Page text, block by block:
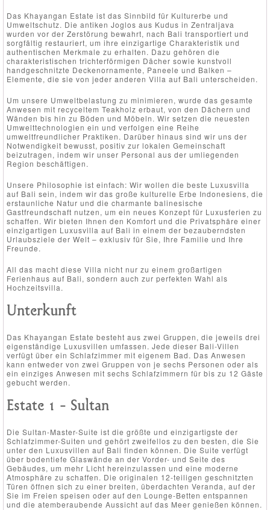
Das Khayangan Estate ist das Sinnbild für Kulturerbe und
Umweltschutz. Die antiken Joglos aus Kudus in Zentraljava
wurden vor der Zerstörung bewahrt, nach Bali transportiert und
sorgfältig restauriert, um ihre einzigartige Charakteristik und
authentischen Merkmale zu erhalten. Dazu gehören die
charakteristischen trichterförmigen Dächer sowie kunstvoll
handgeschnitzte Deckenornamente, Paneele und Balken –
Elemente, die sie von jeder anderen Villa auf Bali unterscheiden.
Um unsere Umweltbelastung zu minimieren, wurde das gesamte
Anwesen mit recyceltem Teakholz erbaut, von den Dächern und
Wänden bis hin zu Böden und Möbeln. Wir setzen die neuesten
Umwelttechnologien ein und verfolgen eine Reihe
umweltfreundlicher Praktiken. Darüber hinaus sind wir uns der
Notwendigkeit bewusst, positiv zur lokalen Gemeinschaft
beizutragen, indem wir unser Personal aus der umliegenden
Region beschäftigen.
Unsere Philosophie ist einfach: Wir wollen die beste Luxusvilla
auf Bali sein, indem wir das große kulturelle Erbe Indonesiens, die
erstaunliche Natur und die charmante balinesische
Gastfreundschaft nutzen, um ein neues Konzept für Luxusferien zu
schaffen. Wir bieten Ihnen den Komfort und die Privatsphäre einer
einzigartigen Luxusvilla auf Bali in einem der bezauberndsten
Urlaubsziele der Welt – exklusiv für Sie, Ihre Familie und Ihre
Freunde.
All das macht diese Villa nicht nur zu einem großartigen
Ferienhaus auf Bali, sondern auch zur perfekten Wahl als
Hochzeitsvilla.
Unterkunft
Das Khayangan Estate besteht aus zwei Gruppen, die jeweils drei
eigenständige Luxusvillen umfassen. Jede dieser Bali-Villen
verfügt über ein Schlafzimmer mit eigenem Bad. Das Anwesen
kann entweder von zwei Gruppen von je sechs Personen oder als
ein einziges Anwesen mit sechs Schlafzimmern für bis zu 12 Gäste
gebucht werden.
Estate 1 - Sultan
Die Sultan-Master-Suite ist die größte und einzigartigste der
Schlafzimmer-Suiten und gehört zweifellos zu den besten, die Sie
unter den Luxusvillen auf Bali finden können. Die Suite verfügt
über bodentiefe Glaswände an der Vorder- und Seite des
Gebäudes, um mehr Licht hereinzulassen und eine moderne
Atmosphäre zu schaffen. Die originalen 12-teiligen geschnitzten
Türen öffnen sich zu einer breiten, überdachten Veranda, auf der
Sie im Freien speisen oder auf den Lounge-Betten entspannen
und die atemberaubende Aussicht auf das Meer genießen können.